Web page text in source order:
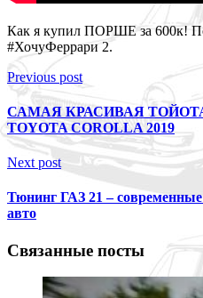
Как я купил ПОРШЕ за 600к!
#ХочуФеррари 2.
Previous post
САМАЯ КРАСИВАЯ
TOYOTA COROLLA 2019
Next post
Тюнинг ГАЗ 21 –
авто
Связанные посты